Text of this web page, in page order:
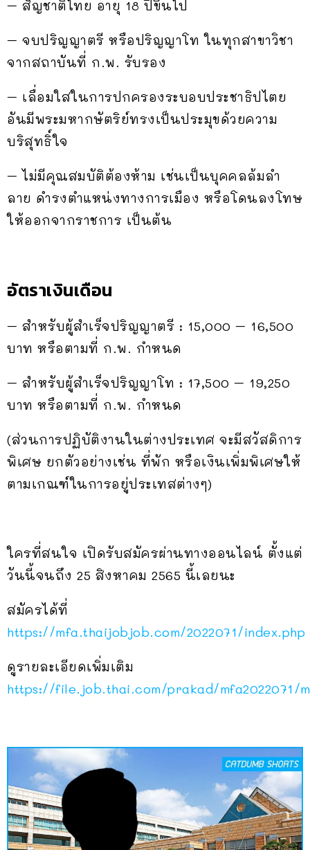
– สัญชาติไทย อายุ 18 ปีขึ้นไป
– จบปริญญาตรี หรือปริญญาโท ในทุกสาขาวิชา
จากสถาบันที่ ก.พ. รับรอง
– เลื่อมใสในการปกครองระบอบประชาธิปไตย
อันมีพระมหากษัตริย์ทรงเป็นประมุขด้วยความ
บริสุทธิ์ใจ
– ไม่มีคุณสมบัติต้องห้าม เช่นเป็นบุคคลล้มลำ
ลาย ดำรงตำแหน่งทางการเมือง หรือโดนลงโทษ
ให้ออกจากราชการ เป็นต้น
อัตราเงินเดือน
– สำหรับผู้สำเร็จปริญญาตรี : 15,000 – 16,500
บาท หรือตามที่ ก.พ. กำหนด
– สำหรับผู้สำเร็จปริญญาโท : 17,500 – 19,250
บาท หรือตามที่ ก.พ. กำหนด
(ส่วนการปฏิบัติงานในต่างประเทศ จะมีสวัสดิการ
พิเศษ ยกตัวอย่างเช่น ที่พัก หรือเงินเพิ่มพิเศษให้
ตามเกณฑ์ในการอยู่ประเทสต่างๆ)
ใครที่สนใจ เปิดรับสมัครผ่านทางออนไลน์ ตั้งแต่
วันนี้จนถึง 25 สิงหาคม 2565 นี้เลยนะ
สมัครได้ที่
https://mfa.thaijobjob.com/2022071/index.php
ดูรายละเอียดเพิ่มเติม
https://file.job.thai.com/prakad/mfa2022071/